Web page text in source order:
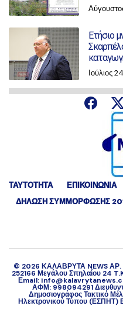
Ετήσιο
Ιούλιος
ΤΑΥΤΟΤΗΤΑ ΕΠΙΚΟΙΝΩΝΙΑ
ΔΉΛΩΣΗ ΣΥΜΜΌΡΦΩΣΗΣ
© 2026 ΚΑΛΑΒΡΥΤΑ NEWS ΑΡ.
252166 Μεγάλου Σπηλαίου 24
Εmail:
ΑΦΜ: 998094291
Δημοσιογράφος Τακτικό
Ηλεκτρονικού Τύπου (ΕΣΠΗΤ)